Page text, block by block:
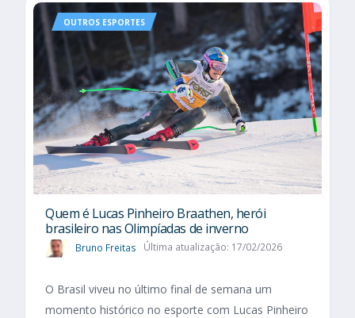
OUTROS ESPORTES
Quem é Lucas Pinheiro Braathen, herói
brasileiro nas Olimpíadas de inverno
Bruno Freitas Última atualização: 17/02/2026
O Brasil viveu no último final de semana um
momento histórico no esporte com Lucas Pinheiro